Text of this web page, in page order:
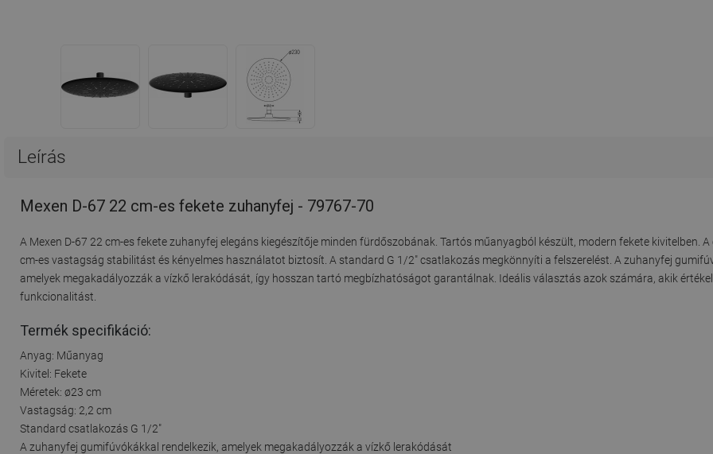
Leírás
Mexen D-67 22 cm-es fekete zuhanyfej - 79767-70
A Mexen D-67 22 cm-es fekete zuhanyfej elegáns kiegészítője minden fürdőszobának. Tartós műanyagból készült, modern fekete kivitelben. A
cm-es vastagság stabilitást és kényelmes használatot biztosít. A standard G 1/2" csatlakozás megkönnyíti a felszerelést. A zuhanyfej
amelyek megakadályozzák a vízkő lerakódását, így hosszan tartó megbízhatóságot garantálnak. Ideális választás azok számára, akik
funkcionalitást.
Termék specifikáció:
Anyag: Műanyag
Kivitel: Fekete
Méretek: ø23 cm
Vastagság: 2,2 cm
Standard csatlakozás G 1/2"
A zuhanyfej gumifúvókákkal rendelkezik, amelyek megakadályozzák a vízkő lerakódását